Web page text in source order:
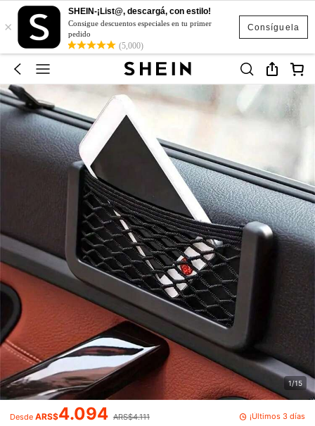
Consíguela
×
SHEIN-¡List@, descargá, con estilo!
Consigue descuentos especiales en tu primer
pedido
(5,000)
1/15
Desde ARS$4.094 ARS$4.111 ¡Últimos 3 días